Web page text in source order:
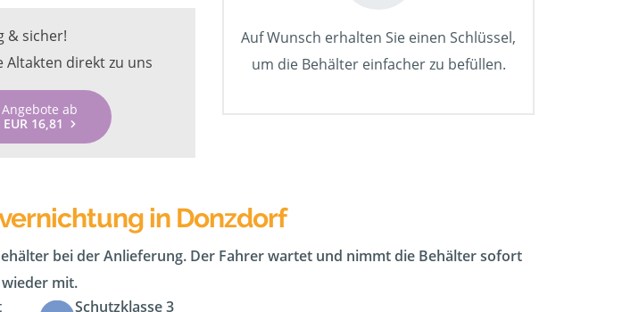
& sicher!
Altakten direkt zu uns
Angebote ab
EUR 16,81
Auf Wunsch erhalten Sie einen Schlüssel,
um die Behälter einfacher zu befüllen.
in Donzdorf
bei der Anlieferung. Der Fahrer wartet und nimmt die Behälter sofort
wieder mit.
Schutzklasse 3